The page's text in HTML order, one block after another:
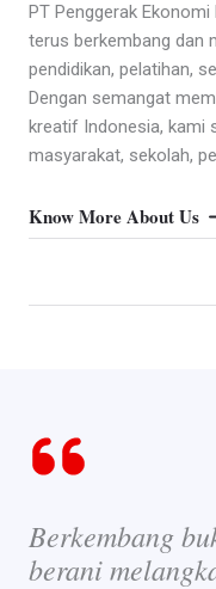
PT Penggerak
terus berkembang dan
pendidikan, pelatihan,
Dengan semangat
kreatif Indonesia, kami
masyarakat, sekolah,
Know More About Us
Berkembang
berani